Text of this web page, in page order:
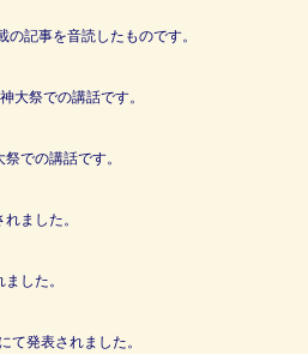
記事を音読したものです。
大祭での講話です。
での講話です。
ました。
した。
発表されました。